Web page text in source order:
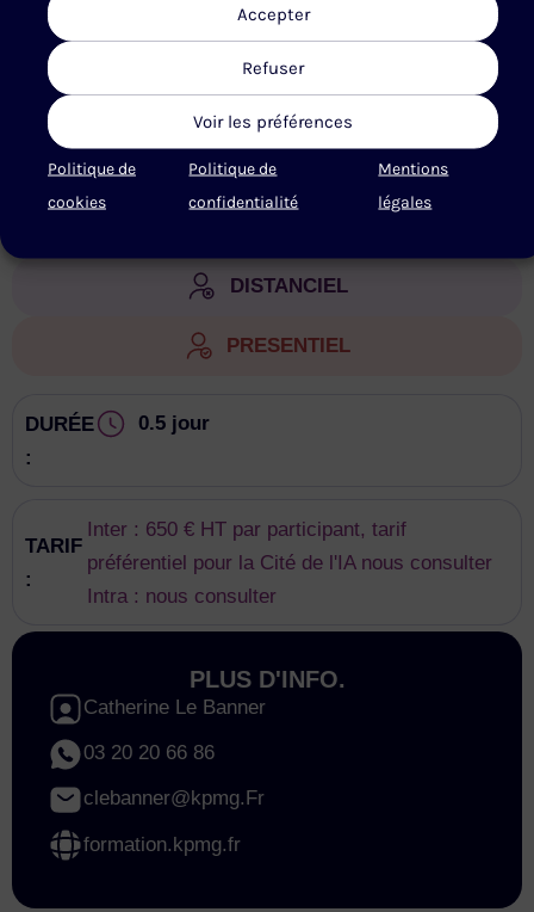
Accepter
Refuser
Voir les préférences
Politique de
cookies
Politique de
confidentialité
Mentions
légales
DÉCOUVRIR L'ADHÉRENT
RETOUR À L'ANNUAIRE
DISTANCIEL
PRESENTIEL
DURÉE
:
0.5 jour
TARIF
:
Inter : 650 € HT par participant, tarif
préférentiel pour la Cité de l'IA nous consulter
Intra : nous consulter
PLUS D'INFO.
Catherine Le Banner
03 20 20 66 86
clebanner@kpmg.Fr
formation.kpmg.fr